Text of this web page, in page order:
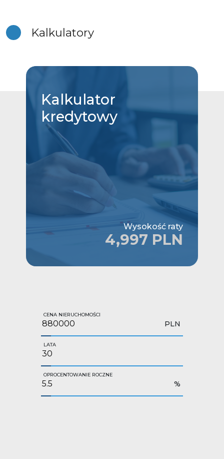
Kalkulatory
Kalkulator
kredytowy
Wysokość raty
4,997 PLN
CENA NIERUCHOMOŚCI
PLN
LATA
OPROCENTOWANIE ROCZNE
%